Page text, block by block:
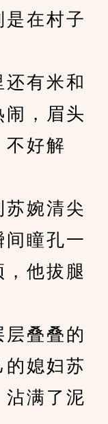
在村子
有米和
，眉头
不好解
婉清尖
瞳孔一
他拔腿
叠叠的
的媳妇苏
沾满了泥